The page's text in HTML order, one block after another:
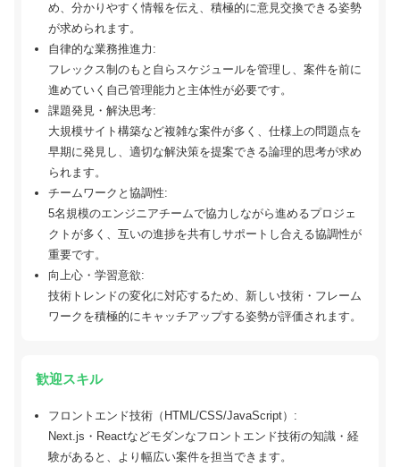
め、分かりやすく情報を伝え、積極的に意見交換できる姿勢
が求められます。
自律的な業務推進力:
フレックス制のもと自らスケジュールを管理し、案件を前に
進めていく自己管理能力と主体性が必要です。
課題発見・解決思考:
大規模サイト構築など複雑な案件が多く、仕様上の問題点を
早期に発見し、適切な解決策を提案できる論理的思考が求め
られます。
チームワークと協調性:
5名規模のエンジニアチームで協力しながら進めるプロジェ
クトが多く、互いの進捗を共有しサポートし合える協調性が
重要です。
向上心・学習意欲:
技術トレンドの変化に対応するため、新しい技術・フレーム
ワークを積極的にキャッチアップする姿勢が評価されます。
歓迎スキル
フロントエンド技術（HTML/CSS/JavaScript）:
Next.js・Reactなどモダンなフロントエンド技術の知識・経
験があると、より幅広い案件を担当できます。